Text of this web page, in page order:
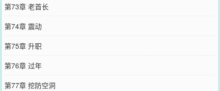
第73章 老首长
第74章 震动
第75章 升职
第76章 过年
第77章 挖防空洞